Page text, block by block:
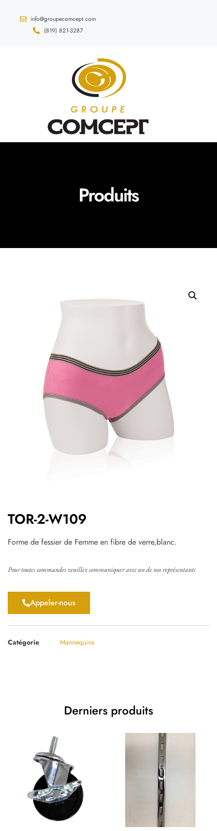
info@groupecomcept.com
(819) 821-3287
Produits
TOR-2-W109
Forme de fessier de Femme en fibre de verre,blanc.
Pour toutes commandes veuillez communiquer avec un de nos représentants
Appeler-nous
Catégorie Mannequins
Derniers produits